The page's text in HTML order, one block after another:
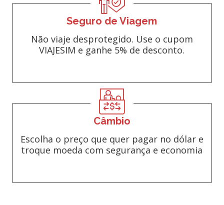
Seguro de Viagem
Não viaje desprotegido. Use o cupom
VIAJESIM e ganhe 5% de desconto.
Câmbio
Escolha o preço que quer pagar no dólar e
troque moeda com segurança e economia